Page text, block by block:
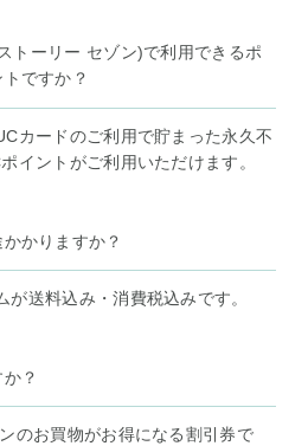
トーリー セゾン)で利用できるポ
ですか？
カードのご利用で貯まった永久不
イントがご利用いただけます。
かりますか？
が送料込み・消費税込みです。
？
のお買物がお得になる割引券で